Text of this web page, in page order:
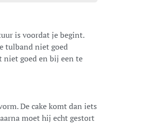
is voordat je begint.
tulband niet goed
niet goed en bij een te
De cake komt dan iets
moet hij echt gestort